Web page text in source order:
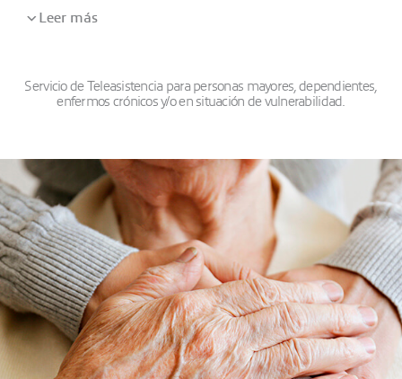
Leer más
Servicio de Teleasistencia para personas mayores, dependientes,
enfermos crónicos y/o en situación de vulnerabilidad.